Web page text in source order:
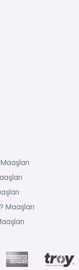
Maaşları